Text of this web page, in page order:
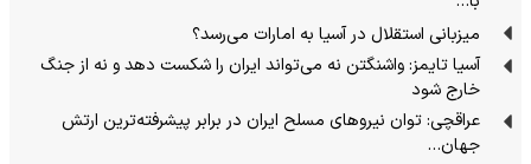
میزبانی استقلال در آسیا به امارات می‌رسد؟
آسیا تایمز: واشنگتن نه می‌تواند ایران را شکست دهد و نه از جنگ
خارج شود
عراقچی: توان نیروهای مسلح ایران در برابر پیشرفته‌ترین ارتش
جهان…